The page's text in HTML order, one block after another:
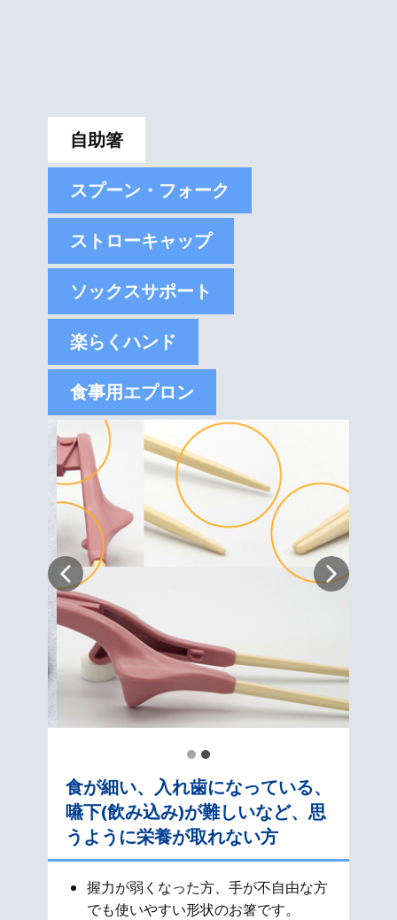
自助箸
スプーン・フォーク
ストローキャップ
ソックスサポート
楽らくハンド
食事用エプロン
食が細い、入れ歯になっている、
嚥下(飲み込み)が難しいなど、思
うように栄養が取れない方
握力が弱くなった方、手が不自由な方
でも使いやすい形状のお箸です。